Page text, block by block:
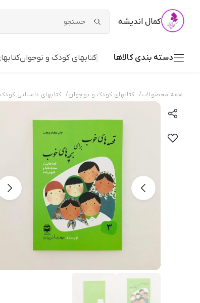
کمال اندیشه
دسته بندی کالاها کتابهای کودک و نوجوان
همه محصولات/ کتابهای کودک و نوجوان/ کتابهای داستانی